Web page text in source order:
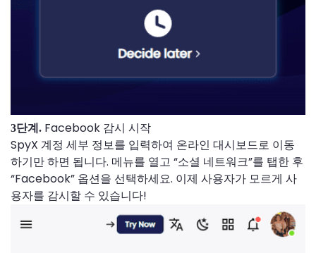
3단계. Facebook 감시 시작
SpyX 계정 세부 정보를 입력하여 온라인 대시보드로 이동
하기만 하면 됩니다. 메뉴를 열고 “소셜 네트워크”를 탭한 후
“Facebook” 옵션을 선택하세요. 이제 사용자가 모르게 사
용자를 감시할 수 있습니다!